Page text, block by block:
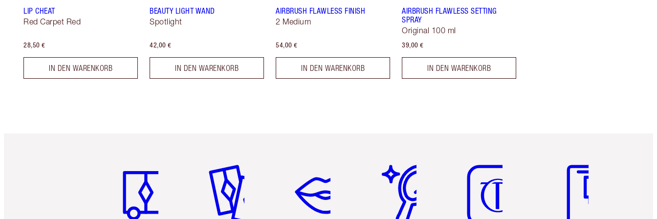
LIP CHEAT
Red Carpet Red
28,50 €
IN DEN WARENKORB
BEAUTY LIGHT WAND
Spotlight
42,00 €
IN DEN WARENKORB
AIRBRUSH FLAWLESS FINISH
2 Medium
54,00 €
IN DEN WARENKORB
AIRBRUSH FLAWLESS SETTING
SPRAY
Original 100 ml
39,00 €
IN DEN WARENKORB